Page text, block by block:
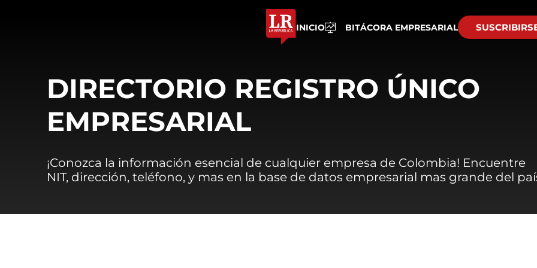
INICIO BITÁCORA EMPRESARIAL
DIRECTORIO REGISTRO ÚNICO
EMPRESARIAL
¡Conozca la información esencial de cualquier empresa de Colombia! Encuentre
NIT, dirección, teléfono, y mas en la base de datos empresarial mas grande del